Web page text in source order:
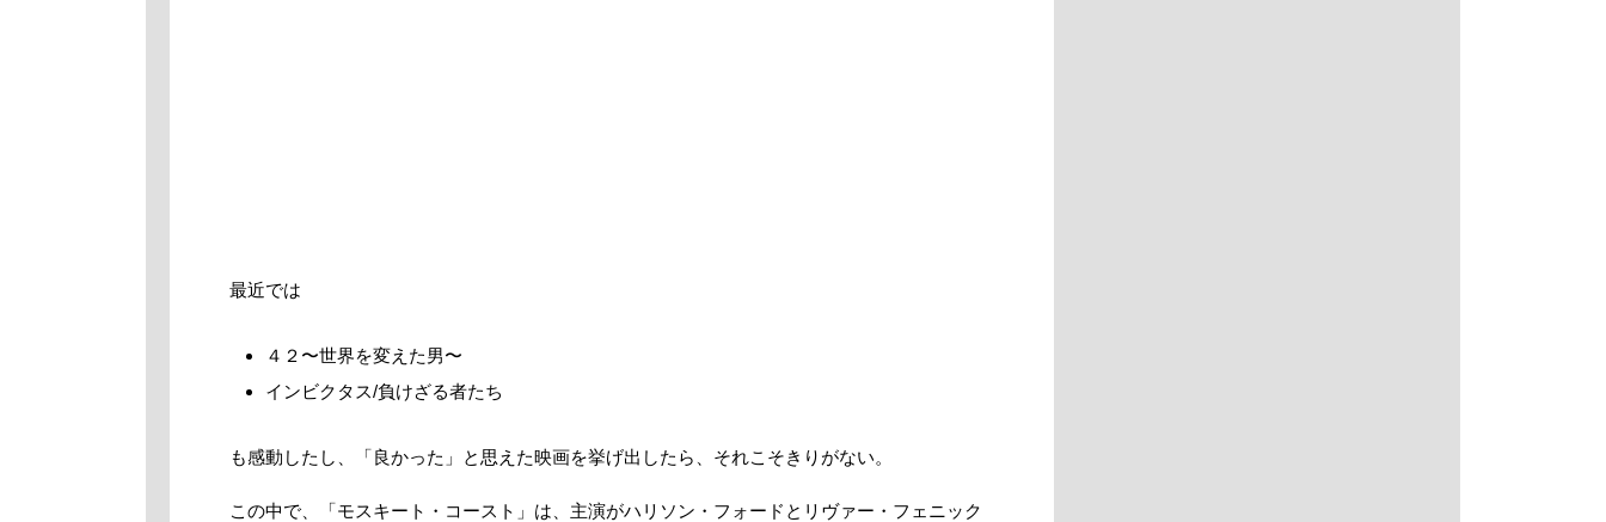
最近では
４２〜世界を変えた男〜
インビクタス/負けざる者たち
も感動したし、「良かった」と思えた映画を挙げ出したら、それこそきりがない。
この中で、「モスキート・コースト」は、主演がハリソン・フォードとリヴァー・フェニック